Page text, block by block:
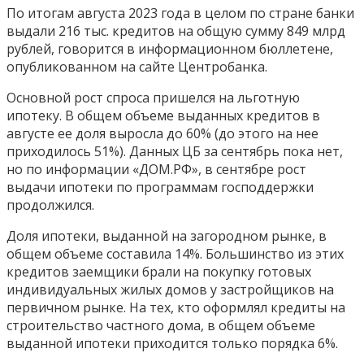
По итогам августа 2023 года в целом по стране банки
выдали 216 тыс. кредитов на общую сумму 849 млрд
рублей, говорится в информационном бюллетене,
опубликованном на сайте Центробанка.
Основной рост спроса пришелся на льготную
ипотеку. В общем объеме выданных кредитов в
августе ее доля выросла до 60% (до этого на нее
приходилось 51%). Данных ЦБ за сентябрь пока нет,
но по информации «ДОМ.РФ», в сентябре рост
выдачи ипотеки по программам господдержки
продолжился.
Доля ипотеки, выданной на загородном рынке, в
общем объеме составила 14%. Большинство из этих
кредитов заемщики брали на покупку готовых
индивидуальных жилых домов у застройщиков на
первичном рынке. На тех, кто оформлял кредиты на
строительство частного дома, в общем объеме
выданной ипотеки приходится только порядка 6%.